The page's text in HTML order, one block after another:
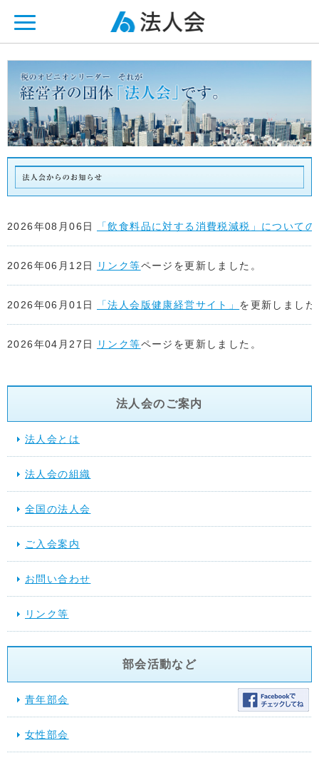
2026年08月06日 「飲食料品に対する消費税減税」について
2026年06月12日 リンク等ページを更新しました。
2026年06月01日 「法人会版健康経営サイト」 を更新しました
2026年04月27日 リンク等ページを更新しました。
2026年04月22日 リンク等ページを更新しました。
2026年04月17日 リンク等ページを更新しました。
2025年12月10日 提言活動（行動する法人会）を更新しました
2025年11月28日 スケジュールを更新しました。
法人会のご案内
法人会とは
法人会の組織
全国の法人会
ご入会案内
お問い合わせ
リンク等
部会活動など
青年部会
女性部会